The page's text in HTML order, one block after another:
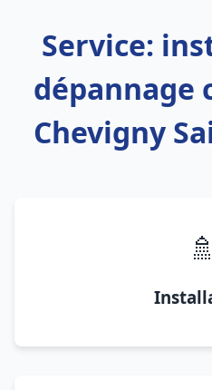
Service:
dépannage
Chevigny
🚿